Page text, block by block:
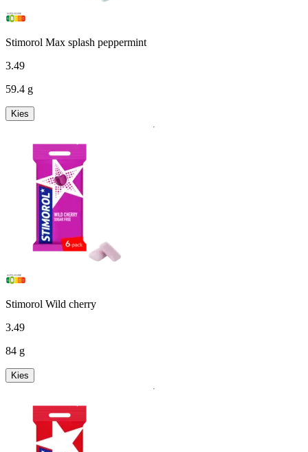
Stimorol Max splash peppermint
3.49
59.4 g
Kies
Stimorol Wild cherry
3.49
84 g
Kies